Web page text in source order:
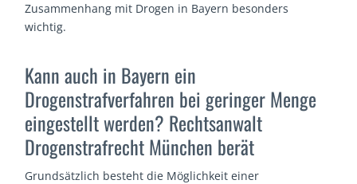
Zusammenhang mit Drogen in Bayern besonders
wichtig.
Kann auch in Bayern ein
Drogenstrafverfahren bei geringer Menge
eingestellt werden? Rechtsanwalt
Drogenstrafrecht München berät
Grundsätzlich besteht die Möglichkeit einer